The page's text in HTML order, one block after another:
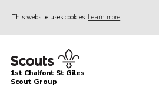
This website uses cookies Learn more
Home
About Us
1st Chalfont St Giles
Scout Group